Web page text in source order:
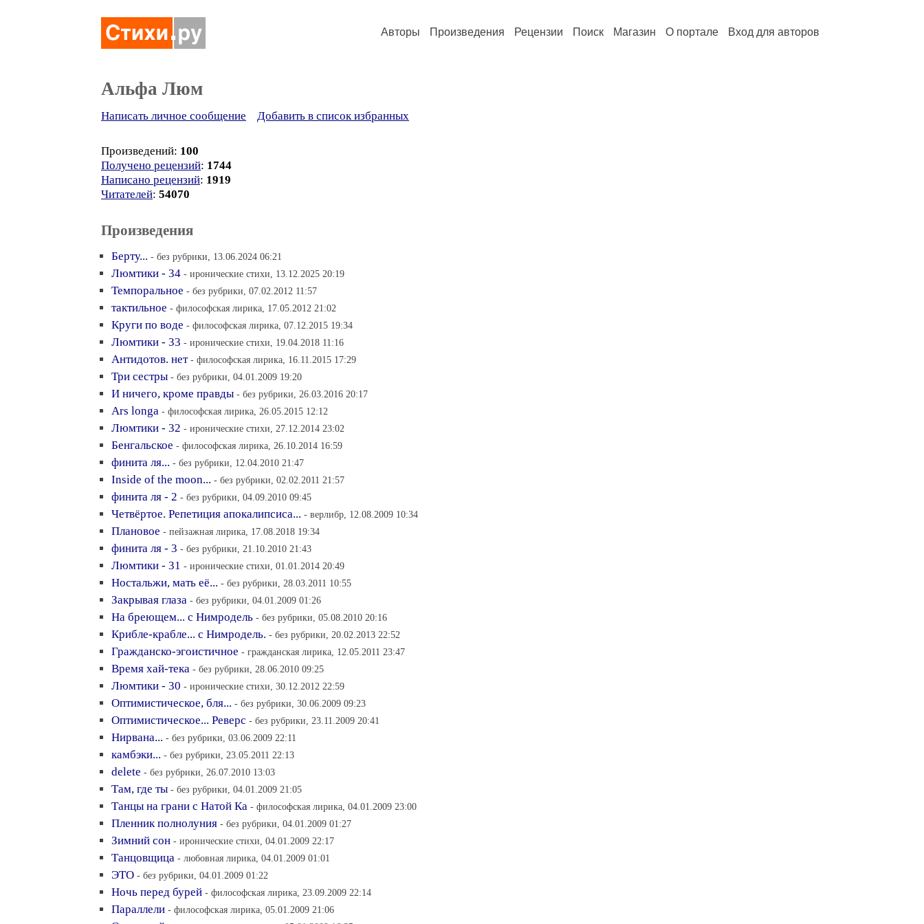
Авторы Произведения Рецензии Поиск Магазин О портале Вход для авторов
Альфа Люм
Написать личное сообщение Добавить в список избранных
Произведений: 100
Получено рецензий: 1744
Написано рецензий: 1919
Читателей: 54070
Произведения
Берту... - без рубрики, 13.06.2024 06:21
Люмтики - 34 - иронические стихи, 13.12.2025 20:19
Темпоральное - без рубрики, 07.02.2012 11:57
тактильное - философская лирика, 17.05.2012 21:02
Круги по воде - философская лирика, 07.12.2015 19:34
Люмтики - 33 - иронические стихи, 19.04.2018 11:16
Антидотов. нет - философская лирика, 16.11.2015 17:29
Три сестры - без рубрики, 04.01.2009 19:20
И ничего, кроме правды - без рубрики, 26.03.2016 20:17
Ars longa - философская лирика, 26.05.2015 12:12
Люмтики - 32 - иронические стихи, 27.12.2014 23:02
Бенгальское - философская лирика, 26.10.2014 16:59
финита ля... - без рубрики, 12.04.2010 21:47
Inside of the moon... - без рубрики, 02.02.2011 21:57
финита ля - 2 - без рубрики, 04.09.2010 09:45
Четвёртое. Репетиция апокалипсиса... - верлибр, 12.08.2009 10:34
Плановое - пейзажная лирика, 17.08.2018 19:34
финита ля - 3 - без рубрики, 21.10.2010 21:43
Люмтики - 31 - иронические стихи, 01.01.2014 20:49
Ностальжи, мать её... - без рубрики, 28.03.2011 10:55
Закрывая глаза - без рубрики, 04.01.2009 01:26
На бреющем... с Нимродель - без рубрики, 05.08.2010 20:16
Крибле-крабле... с Нимродель. - без рубрики, 20.02.2013 22:52
Гражданско-эгоистичное - гражданская лирика, 12.05.2011 23:47
Время хай-тека - без рубрики, 28.06.2010 09:25
Люмтики - 30 - иронические стихи, 30.12.2012 22:59
Оптимистическое, бля... - без рубрики, 30.06.2009 09:23
Оптимистическое... Реверс - без рубрики, 23.11.2009 20:41
Нирвана... - без рубрики, 03.06.2009 22:11
камбэки... - без рубрики, 23.05.2011 22:13
delete - без рубрики, 26.07.2010 13:03
Там, где ты - без рубрики, 04.01.2009 21:05
Танцы на грани с Натой Ка - философская лирика, 04.01.2009 23:00
Пленник полнолуния - без рубрики, 04.01.2009 01:27
Зимний сон - иронические стихи, 04.01.2009 22:17
Танцовщица - любовная лирика, 04.01.2009 01:01
ЭТО - без рубрики, 04.01.2009 01:22
Ночь перед бурей - философская лирика, 23.09.2009 22:14
Параллели - философская лирика, 05.01.2009 21:06